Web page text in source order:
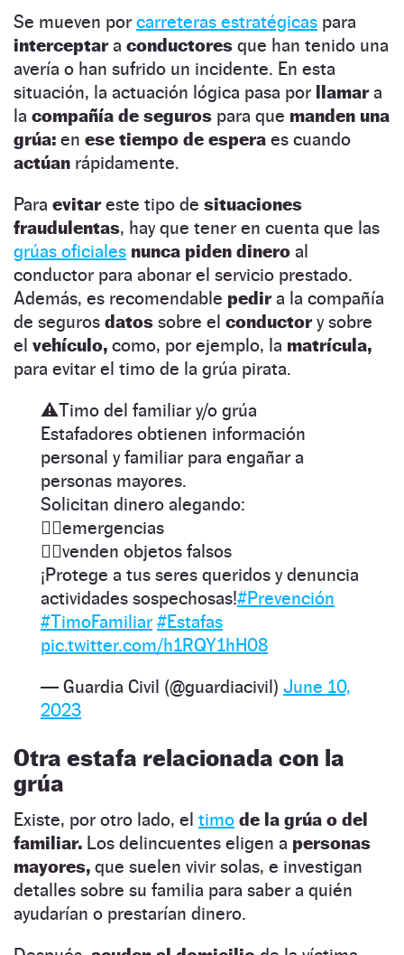
Se mueven por carreteras estratégicas para
interceptara conductores que han tenido una
avería o han sufrido un incidente. En esta
situación, la actuación lógica pasa por llamara
la compañía de seguros para que manden una
grúa: en ese tiempo de espera es cuando
actúan rápidamente.
Para evitareste tipo de situaciones
fraudulentas, hay que tener en cuenta que las
grúas oficiales nunca piden dinero al
conductor para abonar el servicio prestado.
Además, es recomendable pedira la compañía
de seguros datos sobre el conductory sobre
el vehículo, como, por ejemplo, la matrícula,
para evitar el timo de la grúa pirata.
⚠️Timo del familiar y/o grúa
Estafadores obtienen información
personal y familiar para engañar a
personas mayores.
Solicitan dinero alegando:
👉🏽emergencias
👉🏽venden objetos falsos
¡Protege a tus seres queridos y denuncia
actividades sospechosas!#Prevención
#TimoFamiliar #Estafas
pic.twitter.com/h1RQY1hH08
— Guardia Civil (@guardiacivil) June 10,
2023
Otra estafa relacionada con la
grúa
Existe, por otro lado, el timo de la grúa o del
familiar. Los delincuentes eligen a personas
mayores, que suelen vivir solas, e investigan
detalles sobre su familia para saber a quién
ayudarían o prestarían dinero.